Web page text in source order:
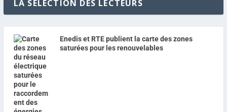
LA SELECTION DES LECTEURS
Enedis et RTE publient la carte des zones
saturées pour les renouvelables